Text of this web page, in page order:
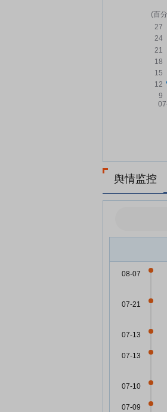
舆情监控
08-07
07-21
07-13
07-13
07-10
07-09